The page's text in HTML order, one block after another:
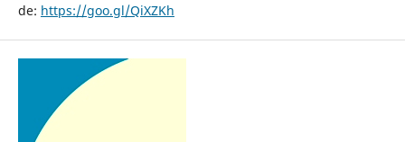
de: https://goo.gl/QiXZKh